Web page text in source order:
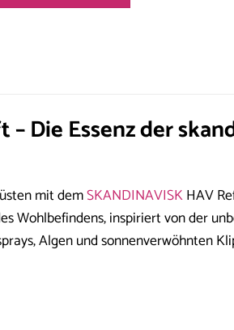
Die Essenz der
mit demSKANDINAVISKHAV
Wohlbefindens, inspiriert von der
Algen und sonnenverwöhnten